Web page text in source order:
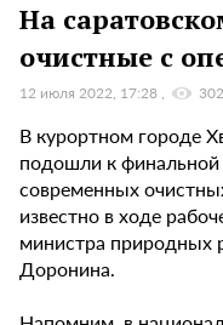
На
очистные с
12 июля 2022, 17:28
В курортном городе
подошли к
современных
известно в ходе
министра природных
Доронина.